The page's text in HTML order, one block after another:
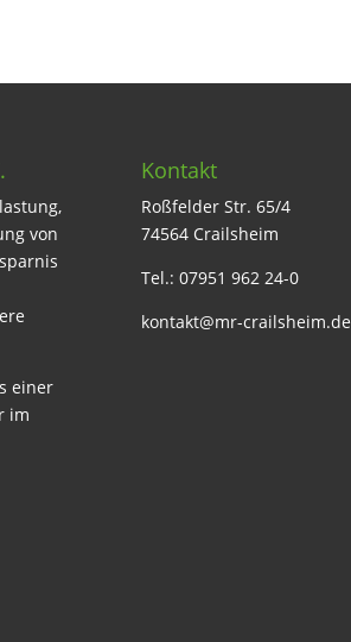
von
einer
im
Kontakt
Roßfelder Str. 65/4
74564 Crailsheim
Tel.: 07951 962 24-0
kontakt@mr-crailsheim.de